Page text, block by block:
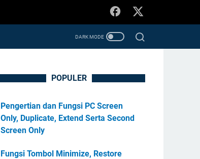
POPULER
Pengertian dan Fungsi PC Screen
Only, Duplicate, Extend Serta Second
Screen Only
Fungsi Tombol Minimize, Restore